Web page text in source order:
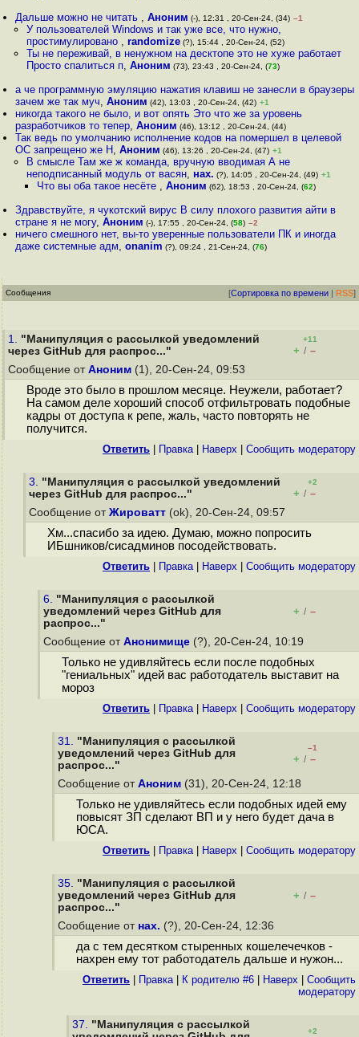
Дальше можно не читать ,Аноним (-), 12:31 , 20-Сен-24, (34) –1
У пользователей Windows и так уже все, что нужно,
простимулировано , randomize(?), 15:44 , 20-Сен-24, (52)
Ты не переживай, в ненужном на десктопе это не хуже работает
Просто спалиться п, Аноним (73), 23:43 , 20-Сен-24, (73)
а че программную эмуляцию нажатия клавиш не занесли в браузеры
зачем же так муч,Аноним (42), 13:03 , 20-Сен-24, (42) +1
никогда такого не было, и вот опять Это что же за уровень
разработчиков то тепер,Аноним (46), 13:12 , 20-Сен-24, (44)
Так ведь по умолчанию исполнение кодов на помершел в целевой
ОС запрещено же Н,Аноним (46), 13:26 , 20-Сен-24, (47) +1
В смысле Там же ж команда, вручную вводимая А не
неподписанный модуль от васян, нах. (?), 14:05 , 20-Сен-24, (49) +1
Что вы оба такое несёте , Аноним (62), 18:53 , 20-Сен-24, (62)
Здравствуйте, я чукотский вирус В силу плохого развития айти в
стране я не могу,Аноним (-), 17:55 , 20-Сен-24, (58) –2
ничего смешного нет, вы-то уверенные пользователи ПК и иногда
даже системные адм,onanim (?), 09:24 , 21-Сен-24, (76)
Сообщения [Сортировка по времени | RSS]
1. "Манипуляция с рассылкой уведомлений
через GitHub для распрос..."
+11
+ / –
Сообщение от Аноним (1), 20-Сен-24, 09:53
Вроде это было в прошлом месяце. Неужели, работает?
На самом деле хороший способ отфильтровать подобные
кадры от доступа к репе, жаль, часто повторять не
получится.
Ответить Правка| Наверх Cообщить модератору
3. "Манипуляция с рассылкой уведомлений
через GitHub для распрос..."
+2
+ / –
Сообщение от Жироватт (ok), 20-Сен-24, 09:57
Хм...спасибо за идею. Думаю, можно попросить
ИБшников/сисадминов посодействовать.
Ответить Правка| Наверх Cообщить модератору
6. "Манипуляция с рассылкой
уведомлений через GitHub для
распрос..."
+ / –
Сообщение от Анонимище (?), 20-Сен-24, 10:19
Только не удивляйтесь если после подобных
"гениальных" идей вас работодатель выставит на
мороз
Ответить Правка| Наверх Cообщить модератору
31. "Манипуляция с рассылкой
уведомлений через GitHub для
распрос..."
–1
+ / –
Сообщение от Аноним (31), 20-Сен-24, 12:18
Только не удивляйтесь если подобных идей ему
повысят ЗП сделают ВП и у него будет дача в
ЮСА.
Ответить Правка| Наверх Cообщить модератору
35. "Манипуляция с рассылкой
уведомлений через GitHub для
распрос..."
+ / –
Сообщение от нах. (?), 20-Сен-24, 12:36
да с тем десятком стыренных кошелечечков -
нахрен ему тот работодатель дальше и нужон...
Ответить Правка| К родителю #6 Наверх
Cообщить
модератору
37. "Манипуляция с рассылкой
+2